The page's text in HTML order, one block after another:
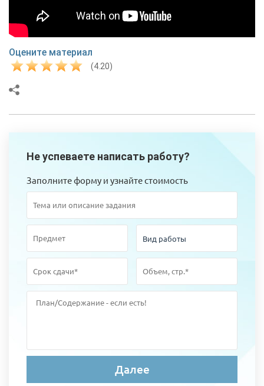
Оцените материал
(4.20)
Не успеваете написать работу?
Заполните форму и узнайте стоимость